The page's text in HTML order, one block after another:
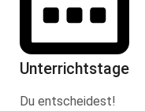
Unterrichtstage
Du entscheidest!